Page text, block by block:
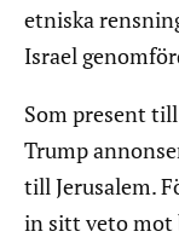
etniska
Israel
Som present
Trump
till Jerusalem.
in sitt veto mot